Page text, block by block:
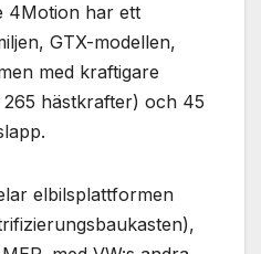
4Motion har ett
GTX-modellen,
med kraftigare
hästkrafter) och 45
elbilsplattformen